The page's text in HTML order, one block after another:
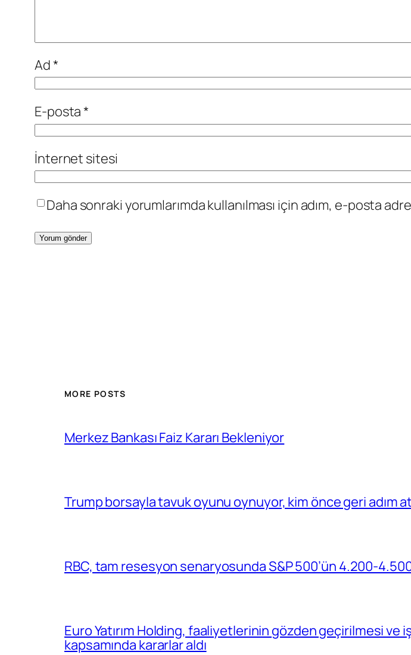
Ad*
E-posta*
İnternet sitesi
Daha sonraki yorumlarımda kullanılması için adım, e-posta
MORE POSTS
Merkez Bankası Faiz Kararı Bekleniyor
Trump borsayla tavuk oyunu oynuyor, kim önce geri adım
RBC, tam resesyon senaryosunda S&P 500’ün 4.200-
Euro Yatırım Holding, faaliyetlerinin gözden geçirilmesi ve
kapsamında kararlar aldı